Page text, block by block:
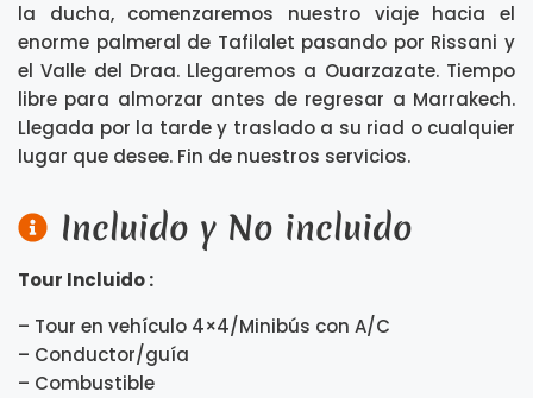
la ducha, comenzaremos nuestro viaje hacia el
enorme palmeral de Tafilalet pasando por Rissani y
el Valle del Draa. Llegaremos a Ouarzazate. Tiempo
libre para almorzar antes de regresar a Marrakech.
Llegada por la tarde y traslado a su riad o cualquier
lugar que desee. Fin de nuestros servicios.
Incluido y No incluido
Tour Incluido :
– Tour en vehículo 4×4/Minibús con A/C
– Conductor/guía
– Combustible